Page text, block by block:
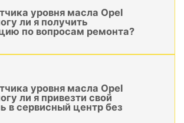
уровня масла Opel
ли я получить
по вопросам ремонта?
уровня масла Opel
ли я привезти свой
в сервисный центр без